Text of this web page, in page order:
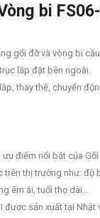
bi
gối đỡ và vòng bi
lắp đặt bên ngoài.
thay thế, chuyển
điểm nổi bật của
trên thị trường như: độ
êm ái, tuổi thọ dài…
được sản xuất tại Nhật